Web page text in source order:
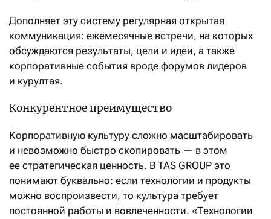
Дополняет эту систему регулярная открытая
коммуникация: ежемесячные встречи, на которых
обсуждаются результаты, цели и идеи, а также
корпоративные события вроде форумов лидеров
и курултая.
Конкурентное преимущество
Корпоративную культуру сложно масштабировать
и невозможно быстро скопировать — в этом
ее стратегическая ценность. В TAS GROUP это
понимают буквально: если технологии и продукты
можно воспроизвести, то культура требует
постоянной работы и вовлеченности. «Технологии